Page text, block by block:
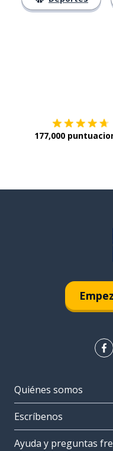
177,000
Quiénes somos
Escríbenos
Ayuda y preguntas